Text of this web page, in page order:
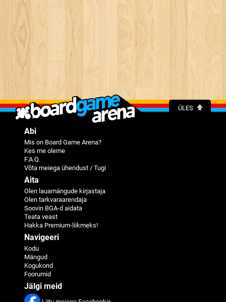
ÜLES
Abi
Mis on Board Game Arena?
Kes me oleme
F.A.Q.
Võta meiega ühendust / Tugi
Aita
Olen lauamängude kirjastaja
Olen tarkvaraarendaja
Soovin BGA-d aidata
Teata veast
Hakka Premium-liikmeks!
Navigeeri
Kodu
Mängud
Kogukond
Foorumid
Jälgi meid